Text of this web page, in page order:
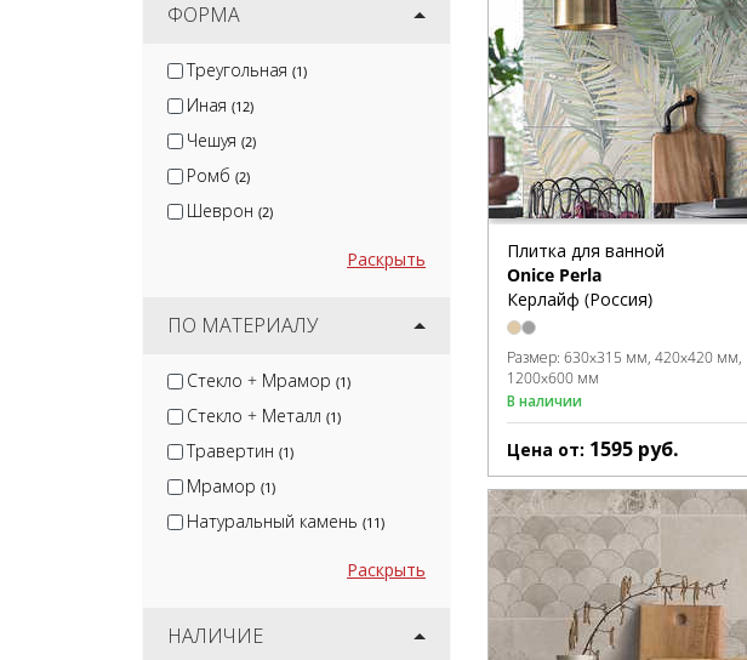
ФОРМА
Треугольная (1)
Иная (12)
Чешуя (2)
Ромб (2)
Шеврон (2)
Раскрыть
ПО МАТЕРИАЛУ
Стекло + Мрамор (1)
Стекло + Металл (1)
Травертин (1)
Мрамор (1)
Натуральный камень (11)
Раскрыть
НАЛИЧИЕ
Плитка для ванной
Onice Perla
Керлайф (Россия)
Размер: 630x315 мм 420x420 мм
1200x600 мм
В наличии
Цена от: 1595 руб.